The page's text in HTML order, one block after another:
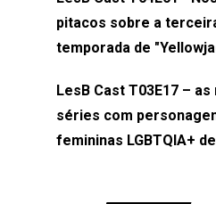
(⁠⁠⁠⁠@brunarfentanes⁠⁠⁠⁠) e
Naiady Machado
pitacos sobre a
temporada de
LesB Cast T03E17 –
séries com
femininas LGBTQIA+